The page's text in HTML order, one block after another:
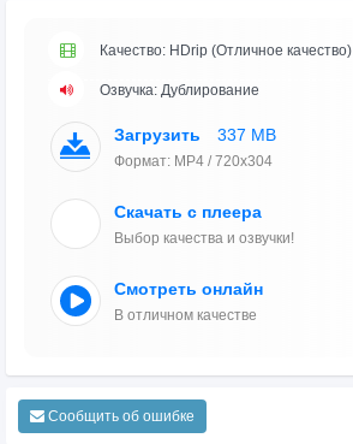
Качество: HDrip (Отличное качество)
Озвучка: Дублирование
Загрузить 337 MB
Формат: MP4 / 720x304
Скачать с плеера
Выбор качества и озвучки!
Смотреть онлайн
В отличном качестве
Сообщить об ошибке